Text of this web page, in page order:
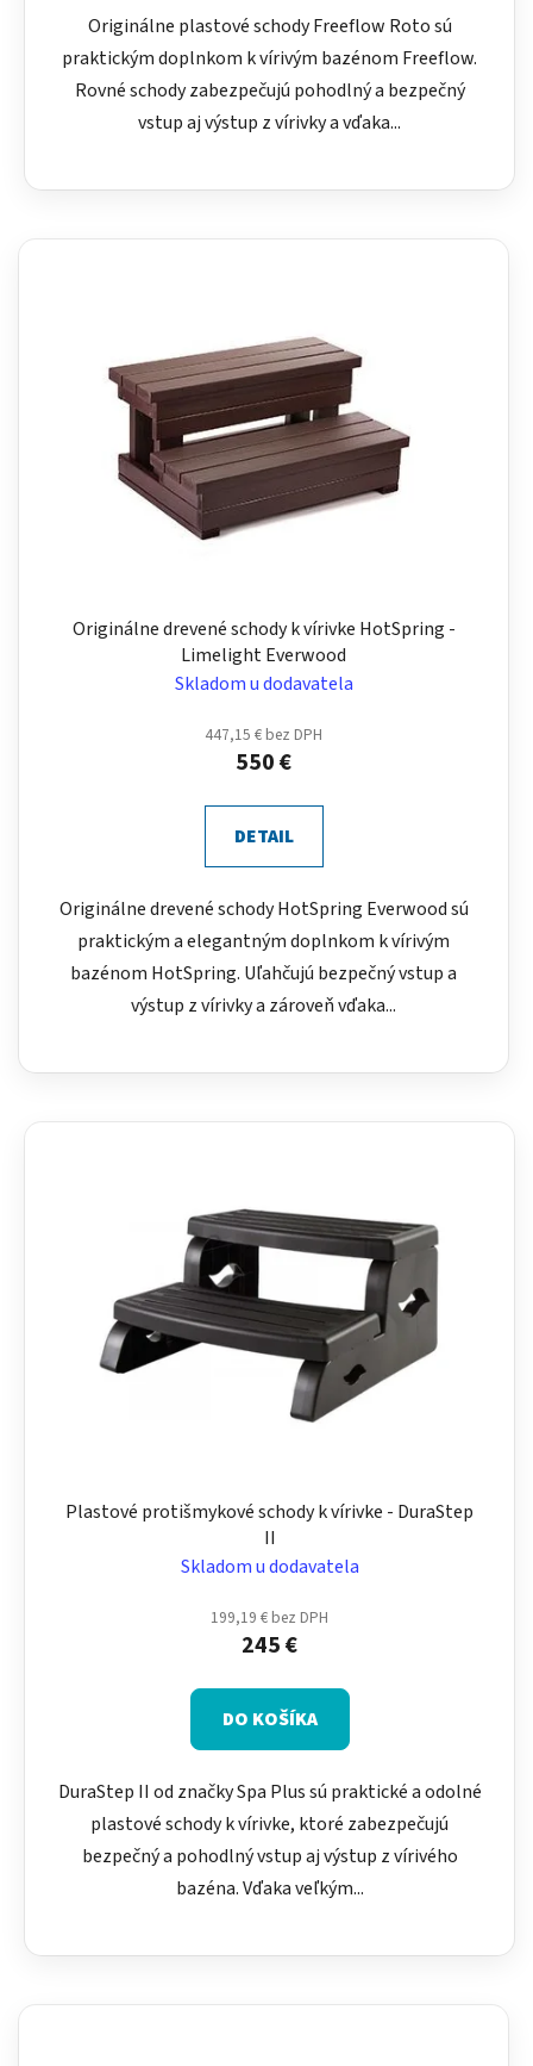
Originálne plastové schody Freeflow Roto sú
praktickým doplnkom k vírivým bazénom Freeflow.
Rovné schody zabezpečujú pohodlný a bezpečný
vstup aj výstup z vírivky a vďaka...
Originálne drevené schody k vírivke HotSpring -
Limelight Everwood
Skladom u dodavatela
447,15 € bez DPH
550 €
DETAIL
Originálne drevené schody HotSpring Everwood sú
praktickým a elegantným doplnkom k vírivým
bazénom HotSpring. Uľahčujú bezpečný vstup a
výstup z vírivky a zároveň vďaka...
Plastové protišmykové schody k vírivke - DuraStep
II
Skladom u dodavatela
199,19 € bez DPH
245 €
DO KOŠÍKA
DuraStep II od značky Spa Plus sú praktické a odolné
plastové schody k vírivke, ktoré zabezpečujú
bezpečný a pohodlný vstup aj výstup z vírivého
bazéna. Vďaka veľkým...